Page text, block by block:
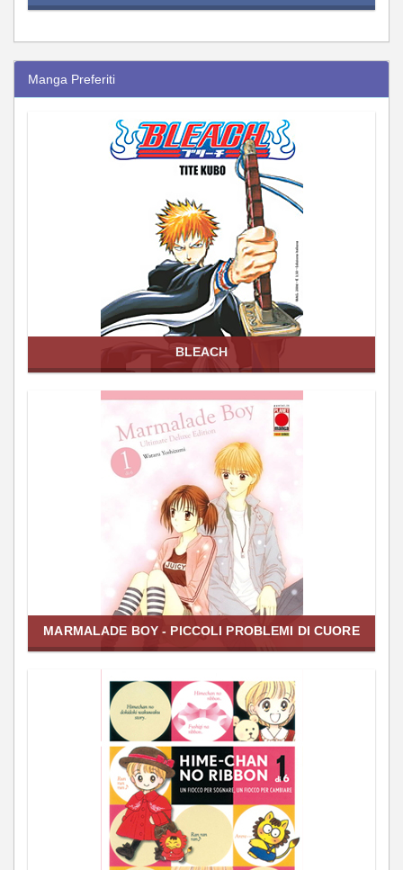
Manga Preferiti
BLEACH
MARMALADE BOY - PICCOLI PROBLEMI DI CUORE